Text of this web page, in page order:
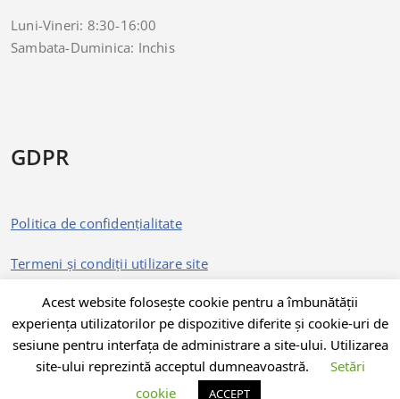
Luni-Vineri: 8:30-16:00
Sambata-Duminica: Inchis
GDPR
Politica de confidențialitate
Termeni și condiții utilizare site
Acest website folosește cookie pentru a îmbunătății
experiența utilizatorilor pe dispozitive diferite și cookie-uri de
sesiune pentru interfața de administrare a site-ului. Utilizarea
site-ului reprezintă acceptul dumneavoastră.
Setări
cookie
ACCEPT